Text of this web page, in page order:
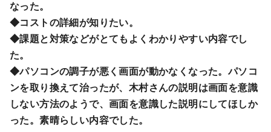
なった。
◆コストの詳細が知りたい。
◆課題と対策などがとてもよくわかりやすい内容でし
た。
◆パソコンの調子が悪く画面が動かなくなった。パソコ
ンを取り換えて治ったが、木村さんの説明は画面を意識
しない方法のようで、画面を意識した説明にしてほしか
った。素晴らしい内容でした。